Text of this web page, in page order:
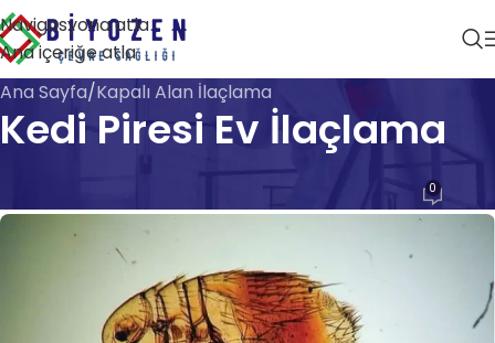
Navigasyona atla
Ana içeriğe atla
Ana Sayfa Kapalı Alan İlaçlama
Kedi Piresi Ev İlaçlama
KAPALI ALAN İLAÇLAMA
0